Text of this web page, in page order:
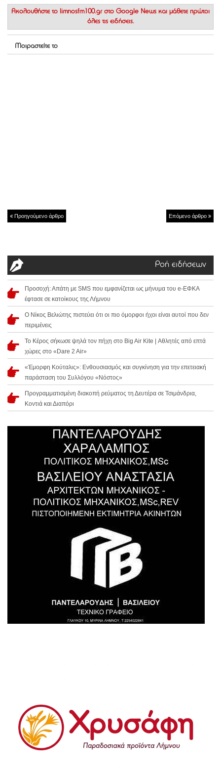
Ακολουθήστε το limnosfm100.gr στο Google News και μάθετε πρώτοι
όλες τις ειδήσεις.
Μοιραστείτε το
Προηγούμενο άρθρο Επόμενο άρθρο
Ροή ειδήσεων
Προσοχή: Απάτη με SMS που εμφανίζεται ως μήνυμα του e-ΕΦΚΑ
έφτασε σε κατοίκους της Λήμνου
Ο Νίκος Βελιώτης πιστεύει ότι οι πιο όμορφοι ήχοι είναι αυτοί που δεν
περιμένεις
Το Κέρος σήκωσε ψηλά τον πήχη στο Big Air Kite | Αθλητές από επτά
χώρες στο «Dare 2 Air»
«Έμορφη Κούταλις»: Ενθουσιασμός και συγκίνηση για την επετειακή
παράσταση του Συλλόγου «Νόστος»
Προγραμματισμένη διακοπή ρεύματος τη Δευτέρα σε Τσιμάνδρια,
Κοντιά και Διαπόρι